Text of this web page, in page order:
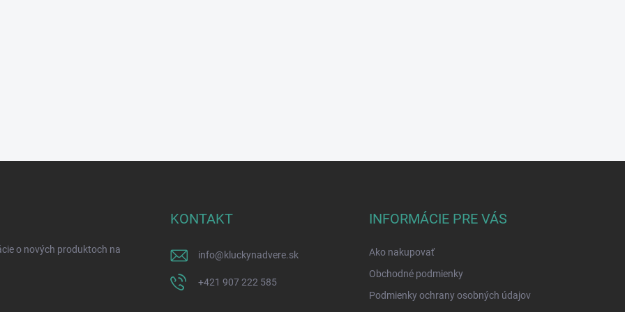
o nových produktoch na
KONTAKT
info@kluckynadvere.sk
+421 907 222 585
INFORMÁCIE PRE VÁS
Ako nakupovať
Obchodné podmienky
Podmienky ochrany osobných údajov